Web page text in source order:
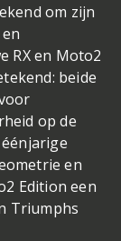
om zijn
RX en Moto2
beide
op de
en
Edition een
Triumphs